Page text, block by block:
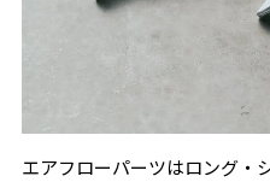
エアフローパーツはロング・